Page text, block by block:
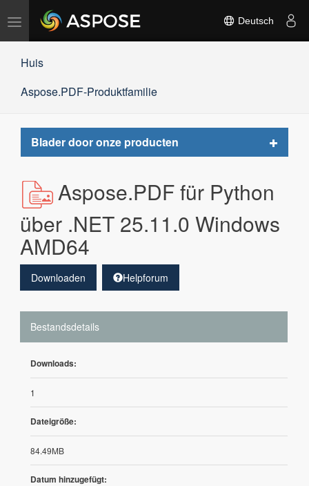
Navigation
umschalten
Deutsch
Huis
Aspose.PDF-Produktfamilie
Blader door onze producten
Toggle
Aspose.PDF für Python
über .NET 25.11.0 Windows
AMD64
Downloaden Helpforum
Bestandsdetails
Downloads:
1
Dateigröße:
84.49MB
Datum hinzugefügt: